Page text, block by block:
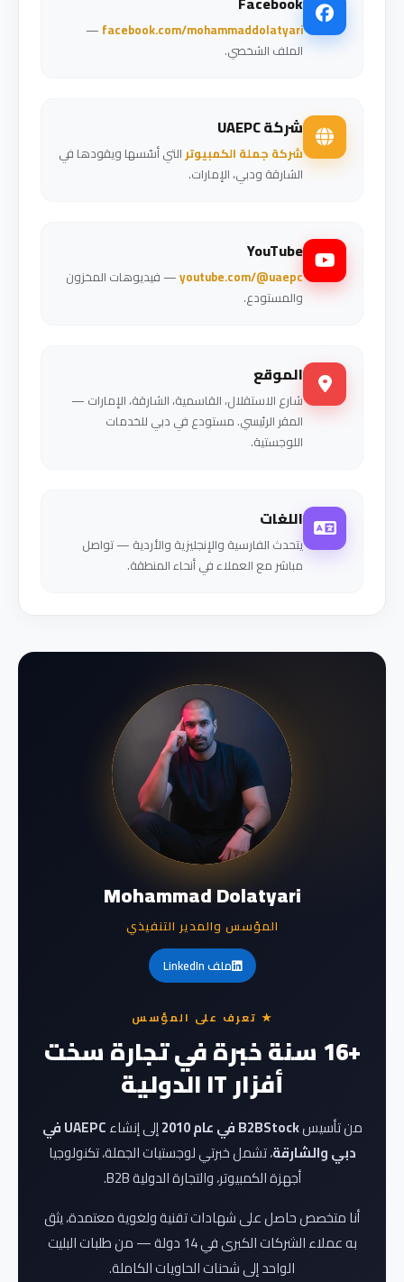
facebook.com/mohammaddolatyari
—
الملف الشخصي.
شركة UAEPC
شركة جملة الكمبيوترالتي أسّسها ويقودها في
الشارقة ودبي، الإمارات.
YouTube
youtube.com/@uaepc— فيديوهات المخزون
والمستودع.
الموقع
شارع الاستقلال، القاسمية، الشارقة، الإمارات —
المقر الرئيسي. مستودع في دبي للخدمات
اللوجستية.
اللغات
يتحدث الفارسية والإنجليزية والأردية — تواصل
مباشر مع العملاء في أنحاء المنطقة.
Mohammad Dolatyari
المؤسس والمدير التنفيذي
ملف LinkedIn
★ تعرف على المؤسس
+16 سنة خبرة في تجارة سخت
أفزار IT الدولية
من تأسيسB2BStock في عام 2010 إلى إنشاء
UAEPC في
دبي والشارقة، تشمل خبرتي لوجستيات الجملة، تكنولوجيا
أجهزة الكمبيوتر، والتجارة الدولية B2B.
أنا متخصص حاصل على شهادات تقنية ولغوية معتمدة، يثق
به عملاء الشركات الكبرى في 14 دولة — من طلبات البليت
الواحد إلى شحنات الحاويات الكاملة.